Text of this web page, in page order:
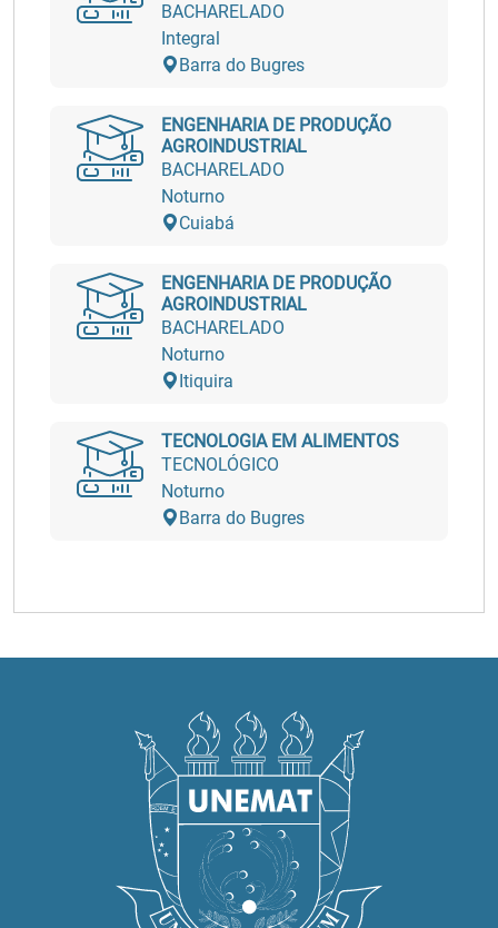
BACHARELADO
Integral
Barra do Bugres
ENGENHARIA DE PRODUÇÃO
AGROINDUSTRIAL
BACHARELADO
Noturno
Cuiabá
ENGENHARIA DE PRODUÇÃO
AGROINDUSTRIAL
BACHARELADO
Noturno
Itiquira
TECNOLOGIA EM ALIMENTOS
TECNOLÓGICO
Noturno
Barra do Bugres